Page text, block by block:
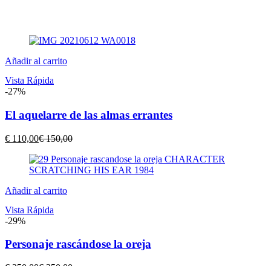
Añadir al carrito
Vista Rápida
-27%
El aquelarre de las almas errantes
€ 110,00El
actual
es:
€150,00El
original
era:
Añadir al carrito
Vista Rápida
-29%
Personaje rascándose la oreja